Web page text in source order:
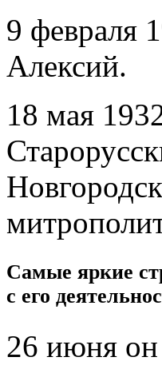
9 февраля
Алексий.
18 мая
Самые яркие
с его
26 июня он